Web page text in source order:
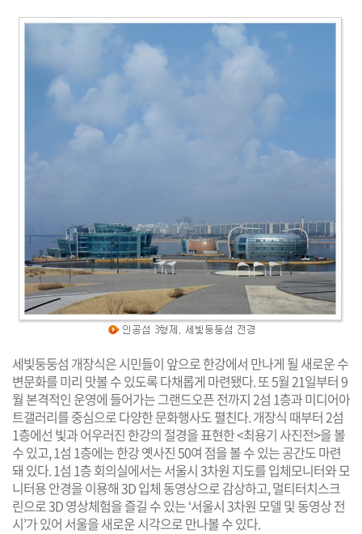
세빛둥둥섬 개장식은 시민들이 앞으로 한강에서 만나게 될 새로운 수
변문화를 미리 맛볼 수 있도록 다채롭게 마련됐다. 또 5월 21일부터 9
월 본격적인 운영에 들어가는 그랜드오픈 전까지 2섬 1층과 미디어아
트갤러리를 중심으로 다양한 문화행사도 펼친다. 개장식 때부터 2섬
1층에선 빛과 어우러진 한강의 절경을 표현한 <최용기 사진전>을 볼
수 있고, 1섬 1층에는 한강 옛사진 50여 점을 볼 수 있는 공간도 마련
돼 있다. 1섬 1층 회의실에서는 서울시 3차원 지도를 입체모니터와 모
니터용 안경을 이용해 3D 입체 동영상으로 감상하고, 멀티터치스크
린으로 3D 영상체험을 즐길 수 있는 ‘서울시 3차원 모델 및 동영상 전
시’가 있어 서울을 새로운 시각으로 만나볼 수 있다.